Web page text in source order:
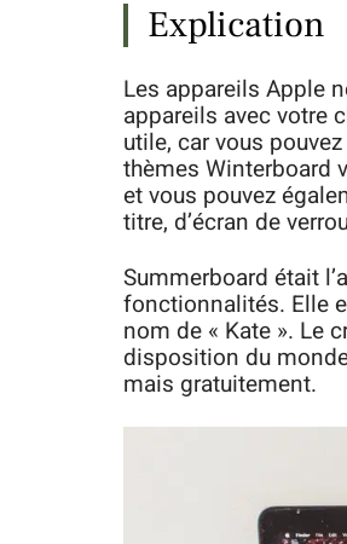
Explication
Les appareils Apple
appareils avec votre
utile, car vous
thèmes Winterboard
et vous pouvez
titre, d’écran de
Summerboard était
fonctionnalités. Elle
nom de « Kate ». Le
disposition du
mais gratuitement.